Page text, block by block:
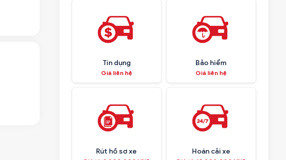
Tín dụng
Giá liên hệ
Bảo hiểm
Giá liên hệ
Rút hồ sơ xe Hoán cải xe